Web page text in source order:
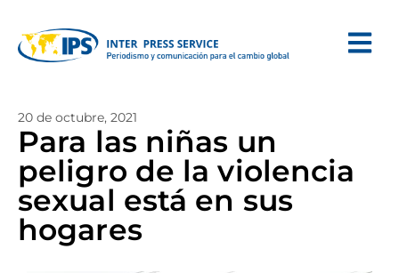
20 de octubre, 2021
Para las niñas un
peligro de la violencia
sexual está en sus
hogares